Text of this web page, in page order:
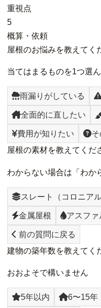
重視点
5
概算・依頼
屋根のお悩みを教えてく
当てはまるものを1つ選
雨漏りがしている
全面的に直したい
費用が知りたい
屋根の素材を教えてくだ
わからない場合は「わか
スレート（コロニアル
金属屋根 アスフ
前の質問に戻る
建物の築年数を教えてく
おおよそで構いません
5年以内 6〜15年